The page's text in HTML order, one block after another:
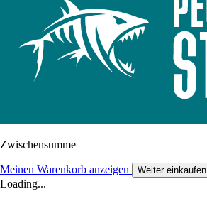
Zwischensumme
Meinen Warenkorb anzeigen Weiter einkaufen
Loading...